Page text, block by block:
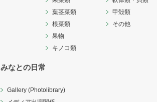
葉茎菜類
根菜類
果物
キノコ類
甲殻類
その他
みなとの日常
Gallery (Photolibrary)